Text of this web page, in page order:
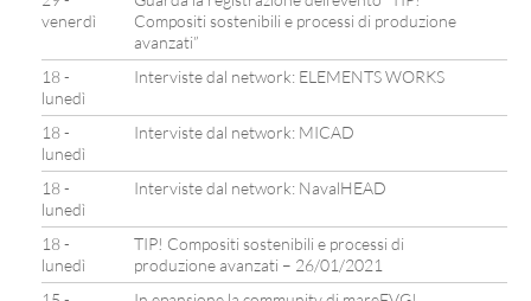
venerdì
Compositi sostenibili e processi di produzione
avanzati”
18 -
lunedì
Interviste dal network: ELEMENTS WORKS
18 -
lunedì
Interviste dal network: MICAD
18 -
lunedì
Interviste dal network: NavalHEAD
18 -
lunedì
TIP! Compositi sostenibili e processi di
produzione avanzati – 26/01/2021